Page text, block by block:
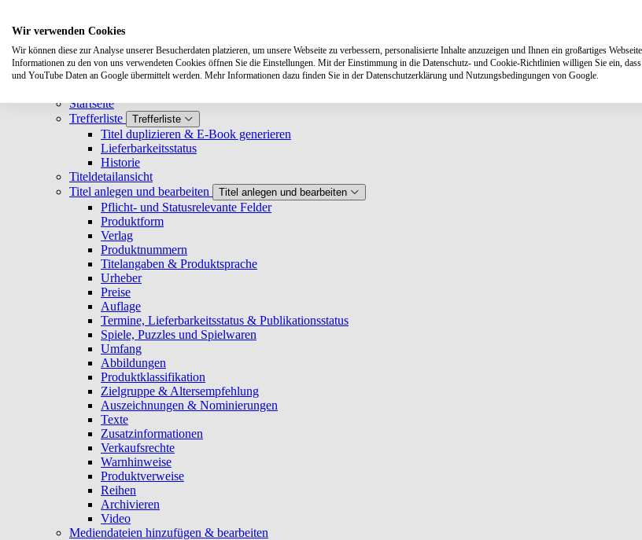
Systemanforderungen
Verlage
Verlage
Startseite
Trefferliste
Trefferliste
Titel duplizieren & E-Book generieren
Lieferbarkeitsstatus
Historie
Titeldetailansicht
Titel anlegen und bearbeiten
Titel anlegen und bearbeiten
Pflicht- und Statusrelevante Felder
Produktform
Verlag
Produktnummern
Titelangaben & Produktsprache
Urheber
Preise
Auflage
Termine, Lieferbarkeitsstatus & Publikationsstatus
Spiele, Puzzles und Spielwaren
Umfang
Abbildungen
Produktklassifikation
Zielgruppe & Altersempfehlung
Auszeichnungen & Nominierungen
Texte
Zusatzinformationen
Verkaufsrechte
Warnhinweise
Produktverweise
Reihen
Archivieren
Video
Mediendateien hinzufügen & bearbeiten
Wir verwenden Cookies
Wir können diese zur Analyse unserer Besucherdaten platzieren, um unsere Webseite zu verbessern, personalisierte Inhalte anzuzeigen und Ihnen ein großartiges
Informationen zu den von uns verwendeten Cookies öffnen Sie die Einstellungen. Mit der Einstimmung in die Datenschutz- und Cookie-Richtlinien willigen Sie ein,
und YouTube Daten an Google übermittelt werden. Mehr Informationen dazu finden Sie in der Datenschutzerklärung und Nutzungsbedingungen von Google.